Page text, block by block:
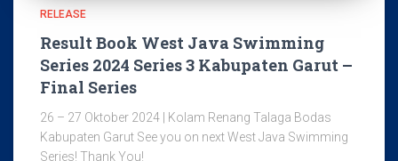
RELEASE
Result Book West Java Swimming
Series 2024 Series 3 Kabupaten Garut –
Final Series
26 – 27 Oktober 2024 | Kolam Renang Talaga Bodas
Kabupaten Garut See you on next West Java Swimming
Series! Thank You!